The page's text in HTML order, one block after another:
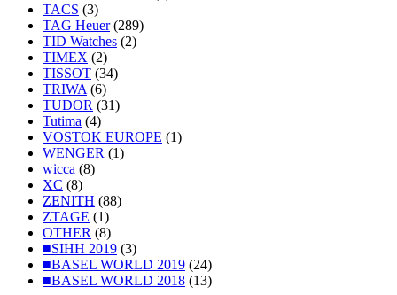
TACS (3)
TAG Heuer(289)
TID Watches (2)
TIMEX (2)
TISSOT (34)
TRIWA (6)
TUDOR (31)
Tutima (4)
VOSTOK EUROPE (1)
WENGER (1)
wicca (8)
XC (8)
ZENITH (88)
ZTAGE (1)
OTHER (8)
■SIHH 2019 (3)
■BASEL WORLD 2019 (24)
■BASEL WORLD 2018 (13)